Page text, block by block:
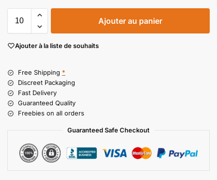
Ajouter au panier
Ajouter à la liste de souhaits
Free Shipping *
Discreet Packaging
Fast Delivery
Guaranteed Quality
Freebies on all orders
Guaranteed Safe Checkout